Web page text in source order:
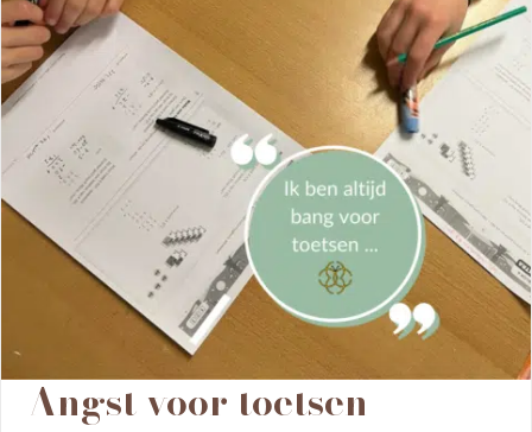
Angst voor toetsen